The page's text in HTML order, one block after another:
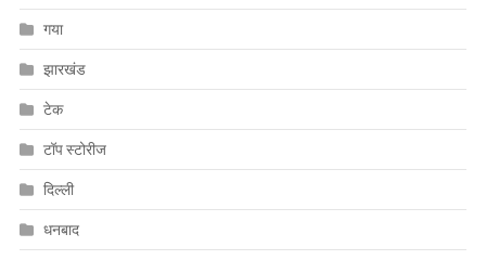
गया
झारखंड
टेक
टॉप स्टोरीज
दिल्ली
धनबाद